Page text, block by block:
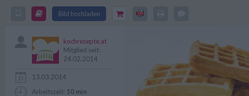
Bild hochladen
Mit dem Rezept für feine Waffeln ist man
sicheren Seite, wenn überraschend
kochrezepte.at
Mitglied seit:
24.02.2014
13.03.2014
Arbeitszeit: 10 min